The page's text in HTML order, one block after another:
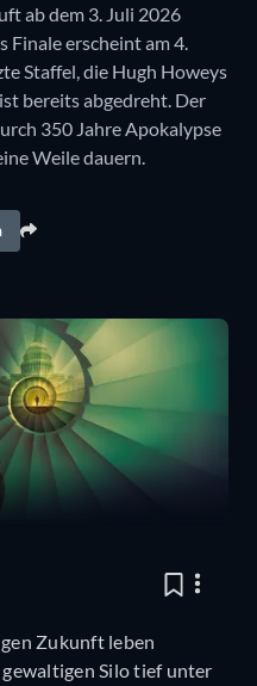
ab dem 3. Juli 2026
Finale erscheint am 4.
Staffel, die Hugh Howeys
bereits abgedreht. Der
350 Jahre Apokalypse
Weile dauern.
Zukunft leben
Silo tief unter